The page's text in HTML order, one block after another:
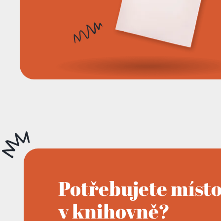
Potřebujete
v knihovně?